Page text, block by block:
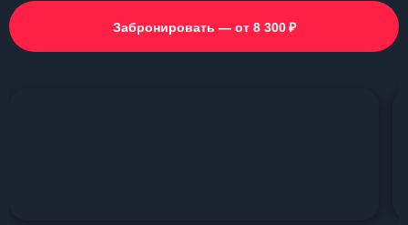
Забронировать — от 8 300 ₽